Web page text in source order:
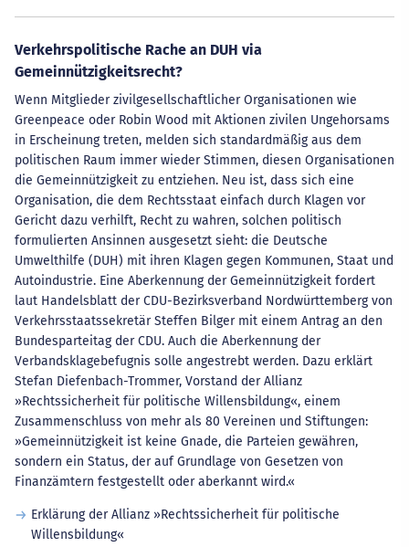
Verkehrspolitische Rache an DUH via
Gemeinnützigkeitsrecht?
Wenn Mitglieder zivilgesellschaftlicher Organisationen wie
Greenpeace oder Robin Wood mit Aktionen zivilen Ungehorsams
in Erscheinung treten, melden sich standardmäßig aus dem
politischen Raum immer wieder Stimmen, diesen Organisationen
die Gemeinnützigkeit zu entziehen. Neu ist, dass sich eine
Organisation, die dem Rechtsstaat einfach durch Klagen vor
Gericht dazu verhilft, Recht zu wahren, solchen politisch
formulierten Ansinnen ausgesetzt sieht: die Deutsche
Umwelthilfe (DUH) mit ihren Klagen gegen Kommunen, Staat und
Autoindustrie. Eine Aberkennung der Gemeinnützigkeit fordert
laut Handelsblatt der CDU-Bezirksverband Nordwürttemberg von
Verkehrsstaatssekretär Steffen Bilger mit einem Antrag an den
Bundesparteitag der CDU. Auch die Aberkennung der
Verbandsklagebefugnis solle angestrebt werden. Dazu erklärt
Stefan Diefenbach-Trommer, Vorstand der Allianz
»Rechtssicherheit für politische Willensbildung«, einem
Zusammenschluss von mehr als 80 Vereinen und Stiftungen:
»Gemeinnützigkeit ist keine Gnade, die Parteien gewähren,
sondern ein Status, der auf Grundlage von Gesetzen von
Finanzämtern festgestellt oder aberkannt wird.«
Erklärung der Allianz »Rechtssicherheit für politische
Willensbildung«